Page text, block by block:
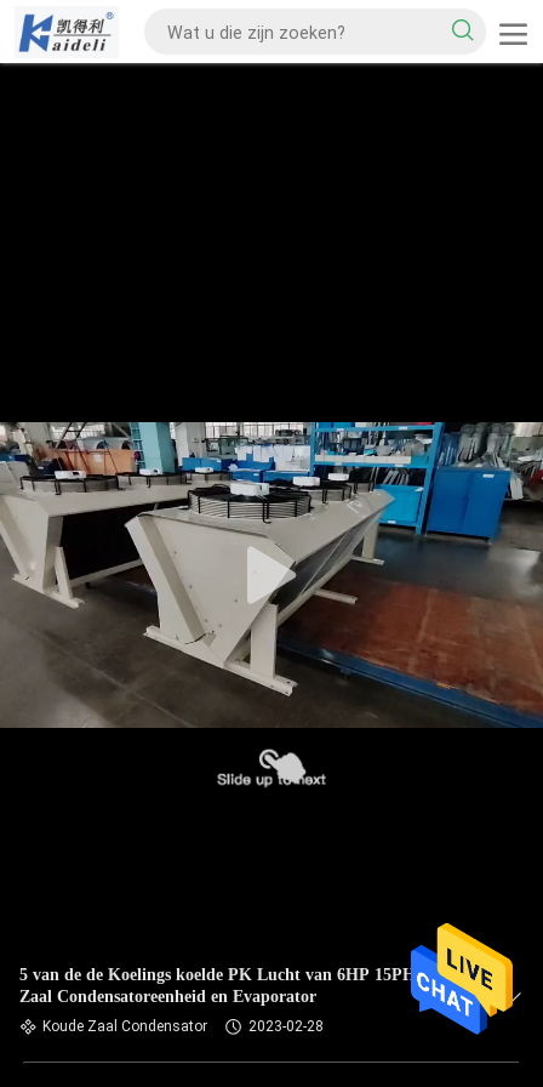
5 van de de Koelings koelde PK Lucht van 6HP 15PH Koude
Zaal Condensatoreenheid en Evaporator
Koude Zaal Condensator 2023-02-28